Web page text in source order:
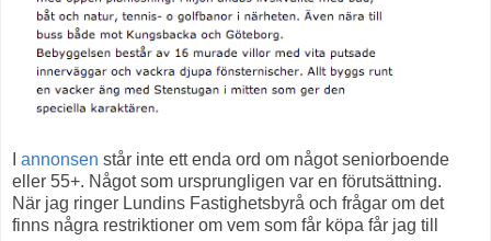
annonsen står inte ett enda ord om något seniorboende
eller 55+. Något som ursprungligen var en förutsättning.
När jag ringer Lundins Fastighetsbyrå och frågar om det
finns några restriktioner om vem som får köpa får jag till